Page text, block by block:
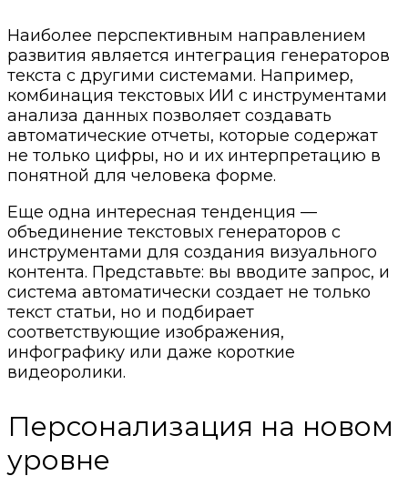
Наиболее перспективным направлением
развития является интеграция генераторов
текста с другими системами. Например,
комбинация текстовых ИИ с инструментами
анализа данных позволяет создавать
автоматические отчеты, которые содержат
не только цифры, но и их интерпретацию в
понятной для человека форме.
Еще одна интересная тенденция —
объединение текстовых генераторов с
инструментами для создания визуального
контента. Представьте: вы вводите запрос, и
система автоматически создает не только
текст статьи, но и подбирает
соответствующие изображения,
инфографику или даже короткие
видеоролики.
Персонализация на новом
уровне